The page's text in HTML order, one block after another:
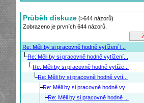
Průběh diskuze (>644 názorů)
Zobrazeno je prvních 644 názorů.
Re: Měli by si pracovně hodně vytížení l...
Re: Měli by si pracovně hodně vytížení...
Re: Měli by si pracovně hodně vytíže...
Re: Měli by si pracovně hodně vytí...
Re: Měli by si pracovně hodně vy...
Re: Měli by si pracovně hodně ...